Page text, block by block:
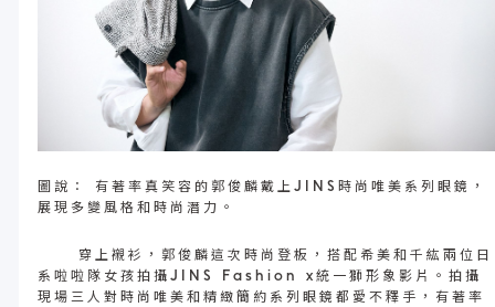
圖說： 有著率真笑容的郭俊麟戴上JINS時尚唯美系列眼鏡，
展現多變風格和時尚潛力。
穿上襯衫，郭俊麟這次時尚登板，搭配希美和千紘兩位日
系啦啦隊女孩拍攝JINS Fashion x統一獅形象影片。拍攝
現場三人對時尚唯美和精緻簡約系列眼鏡都愛不釋手，有著率